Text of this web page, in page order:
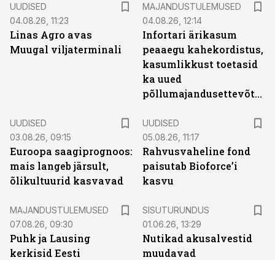
UUDISED
04.08.26, 11:23
Linas Agro avas
Muugal viljaterminali
MAJANDUSTULEMUSED
04.08.26, 12:14
Infortari ärikasum
peaaegu kahekordistus,
kasumlikkust toetasid
ka uued
põllumajandusettevõtted
UUDISED
03.08.26, 09:15
Euroopa saagiprognoos:
mais langeb järsult,
õlikultuurid kasvavad
UUDISED
05.08.26, 11:17
Rahvusvaheline fond
paisutab Bioforce’i
kasvu
MAJANDUSTULEMUSED
07.08.26, 09:30
Puhk ja Lausing
kerkisid Eesti
SISUTURUNDUS
01.06.26, 13:29
Nutikad akusalvestid
muudavad